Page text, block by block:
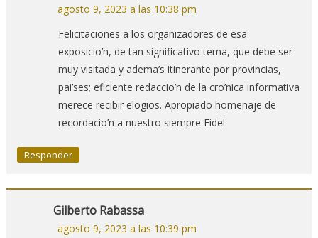
agosto 9, 2023 a las 10:38 pm
Felicitaciones a los organizadores de esa
exposicio’n, de tan significativo tema, que debe ser
muy visitada y adema’s itinerante por provincias,
pai’ses; eficiente redaccio’n de la cro’nica informativa
merece recibir elogios. Apropiado homenaje de
recordacio’n a nuestro siempre Fidel.
Responder
Gilberto Rabassa
agosto 9, 2023 a las 10:39 pm